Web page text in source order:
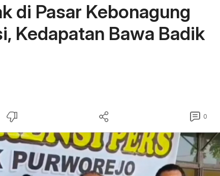
di Pasar Kebonagung
Kedapatan Bawa Badik
0